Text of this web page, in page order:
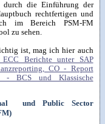
durch die Einführung der
rechtfertigen und
im Bereich PSM-FM
zu sehen.
ist, mag ich hier auch
Berichte unter SAP
CO - Report
- BCS und Klassische
und Public Sector